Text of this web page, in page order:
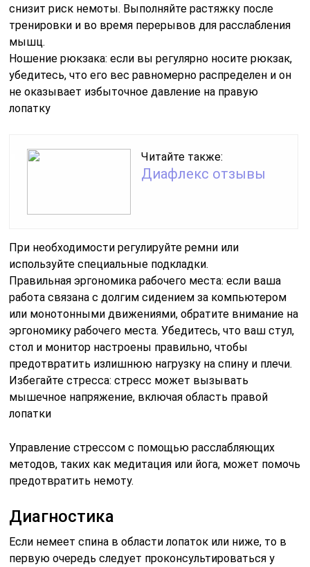
снизит риск немоты. Выполняйте растяжку после
тренировки и во время перерывов для расслабления
мышц.
Ношение рюкзака: если вы регулярно носите рюкзак,
убедитесь, что его вес равномерно распределен и он
не оказывает избыточное давление на правую
лопатку
Читайте также:
Диафлекс отзывы
При необходимости регулируйте ремни или
используйте специальные подкладки.
Правильная эргономика рабочего места: если ваша
работа связана с долгим сидением за компьютером
или монотонными движениями, обратите внимание на
эргономику рабочего места. Убедитесь, что ваш стул,
стол и монитор настроены правильно, чтобы
предотвратить излишнюю нагрузку на спину и плечи.
Избегайте стресса: стресс может вызывать
мышечное напряжение, включая область правой
лопатки
Управление стрессом с помощью расслабляющих
методов, таких как медитация или йога, может помочь
предотвратить немоту.
Диагностика
Если немеет спина в области лопаток или ниже, то в
первую очередь следует проконсультироваться у